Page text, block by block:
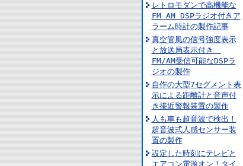
レトロモダンで高機能な
FM AM DSPラジオ付きア
ラーム時計の製作記事
真空管風の信号強度表示
と放送局表示付き
FM/AM受信可能なDSPラ
ジオの製作
自作の大型7セグメント表
示による距離計と音声付
き接近警報装置の製作
人も車も超音波で検出！
超音波式人感センサー装
置の製作
設定した時刻にテレビと
エアコン電源オン！タイ